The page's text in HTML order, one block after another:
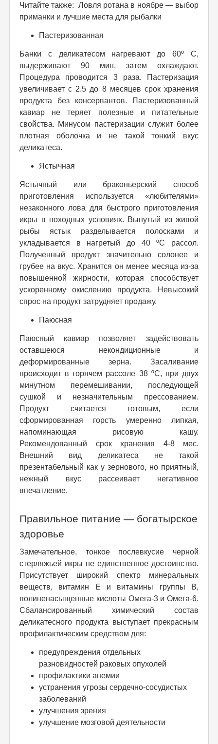
Читайте также: Ловля ротана в ноябре — выбор
приманки и лучшие места для рыбалки
Пастеризованная
Банки с деликатесом нагревают до 60º C,
выдерживают 90 мин, затем охлаждают.
Процедура проводится 3 раза. Пастеризация
увеличивает с 2.5 до 8 месяцев срок хранения
продукта без консервантов. Пастеризованный
кавиар не теряет полезные и питательные
свойства. Минусом пастеризации служит более
плотная оболочка и не такой тонкий вкус
деликатеса.
Ястычная
Ястычный или браконьерский способ
приготовления используется «любителями»
незаконного лова для быстрого приготовления
икры в походных условиях. Вынутый из живой
рыбы ястык разделывается полосками и
укладывается в нагретый до 40 ºC рассол.
Полученный продукт значительно солонее и
грубее на вкус. Хранится он менее месяца из-за
повышенной жирности, которая способствует
ускоренному окислению продукта. Невысокий
спрос на продукт затрудняет продажу.
Паюсная
Паюсный кавиар позволяет задействовать
оставшеюся некондиционные и
деформированные зерна. Засаливание
происходит в горячем рассоле 38 ºC, при двух
минутном перемешивании, последующей
сушкой и незначительным прессованием.
Продукт считается готовым, если
сформированная горсть умеренно липкая,
напоминающая рисовую кашу.
Рекомендованный срок хранения 4-8 мес.
Внешний вид деликатеса не такой
презентабельный как у зернового, но приятный,
нежный вкус рассеивает негативное
впечатление.
Правильное питание — богатырское
здоровье
Замечательное, тонкое послевкусие черной
стерляжьей икры не единственное достоинство.
Присутствует широкий спектр минеральных
веществ, витамин Е и витамины группы В,
полиненасыщенные кислоты Омега-3 и Омега-6.
Сбалансированный химический состав
деликатесного продукта выступает прекрасным
профилактическим средством для:
предупреждения отдельных
разновидностей раковых опухолей
профилактики анемии
устранения угрозы сердечно-сосудистых
заболеваний
улучшения зрения
улучшение мозговой деятельности